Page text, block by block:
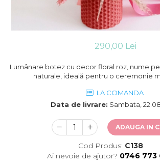
290,00 Lei
Lumânare botez cu decor floral roz, nume
naturale, ideală pentru o ceremonie
LA COMANDA
Data de livrare: Sambata,
ADAUGA IN
Cod Produs: C138
Ai nevoie de ajutor? 0746 773